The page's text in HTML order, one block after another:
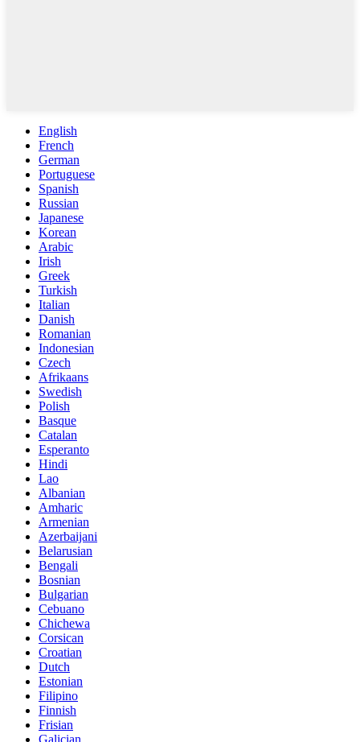
English
French
German
Portuguese
Spanish
Russian
Japanese
Korean
Arabic
Irish
Greek
Turkish
Italian
Danish
Romanian
Indonesian
Czech
Afrikaans
Swedish
Polish
Basque
Catalan
Esperanto
Hindi
Lao
Albanian
Amharic
Armenian
Azerbaijani
Belarusian
Bengali
Bosnian
Bulgarian
Cebuano
Chichewa
Corsican
Croatian
Dutch
Estonian
Filipino
Finnish
Frisian
Galician